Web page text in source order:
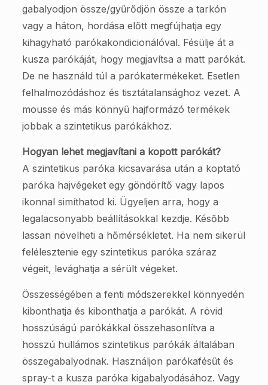
gabalyodjon össze/gyűrődjön össze a tarkón
vagy a háton, hordása előtt megfújhatja egy
kihagyható parókakondicionálóval. Fésülje át a
kusza parókáját, hogy megjavítsa a matt parókát.
De ne használd túl a parókatermékeket. Esetlen
felhalmozódáshoz és tisztátalansághoz vezet. A
mousse és más könnyű hajformázó termékek
jobbak a szintetikus parókákhoz.
Hogyan lehet megjavítani a kopott parókát?
A szintetikus paróka kicsavarása után a koptató
paróka hajvégeket egy göndörítő vagy lapos
ikonnal simíthatod ki. Ügyeljen arra, hogy a
legalacsonyabb beállításokkal kezdje. Később
lassan növelheti a hőmérsékletet. Ha nem sikerül
felélesztenie egy szintetikus paróka száraz
végeit, levághatja a sérült végeket.
Összességében a fenti módszerekkel könnyedén
kibonthatja és kibonthatja a parókát. A rövid
hosszúságú parókákkal összehasonlítva a
hosszú hullámos szintetikus parókák általában
összegabalyodnak. Használjon parókafésűt és
spray-t a kusza paróka kigabalyodásához. Vagy